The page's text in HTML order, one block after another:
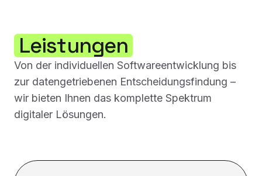
Leistungen
Von der individuellen Softwareentwicklung bis
zur datengetriebenen Entscheidungsfindung –
wir bieten Ihnen das komplette Spektrum
digitaler Lösungen.